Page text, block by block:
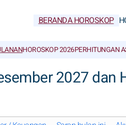
BERANDA HOROSKOP
HOROSKOP 2026PERHITUNGAN
2027 dan